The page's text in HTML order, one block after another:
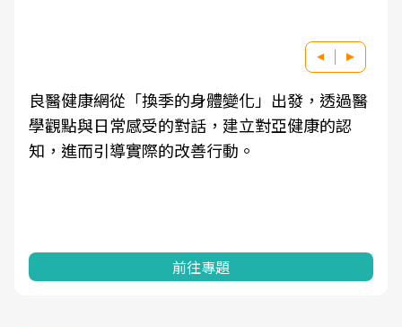
良醫健康網從「換季的身體變化」出發，透過醫
學觀點與日常感受的對話，建立對亞健康的認
知，進而引導實際的改善行動。
前往專題